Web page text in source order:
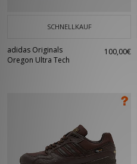
SCHNELLKAUF
adidas Originals
Oregon Ultra Tech
100,00€